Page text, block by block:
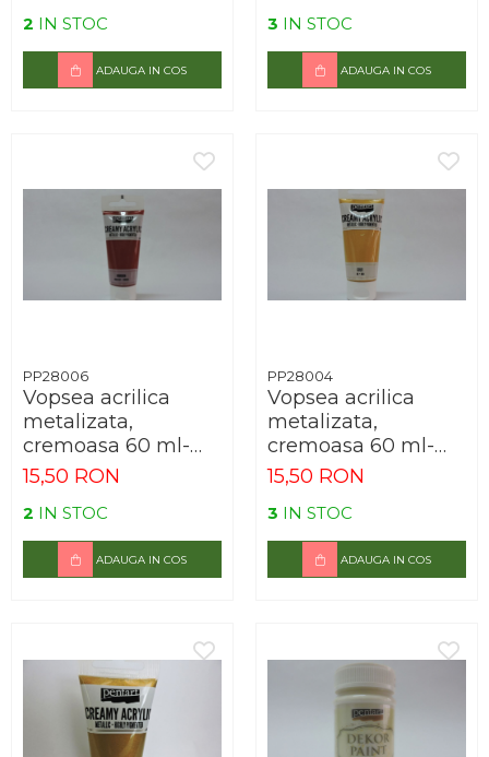
2 IN STOC
ADAUGA IN COS
3 IN STOC
ADAUGA IN COS
PP28006
Vopsea acrilica
metalizata,
cremoasa 60 ml-
bordo
15,50 RON
2 IN STOC
ADAUGA IN COS
PP28004
Vopsea acrilica
metalizata,
cremoasa 60 ml-
auriu
15,50 RON
3 IN STOC
ADAUGA IN COS